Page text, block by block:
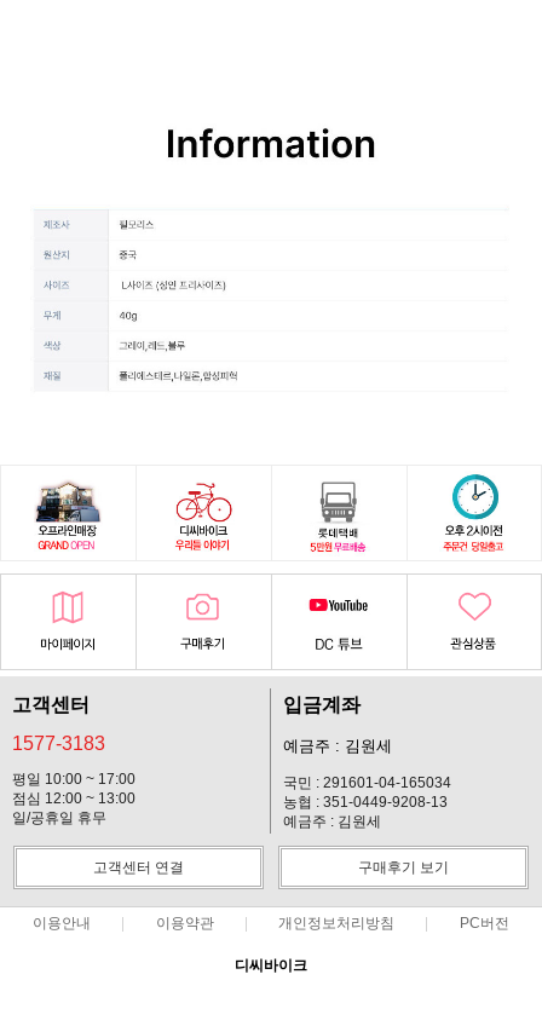
고객센터
1577-3183
평일 10:00 ~ 17:00
점심 12:00 ~ 13:00
일/공휴일 휴무
입금계좌
예금주 : 김원세
국민 : 291601-04-165034
농협 : 351-0449-9208-13
예금주 : 김원세
고객센터 연결 구매후기 보기
이용안내 이용약관 개인정보처리방침 PC버전
디씨바이크